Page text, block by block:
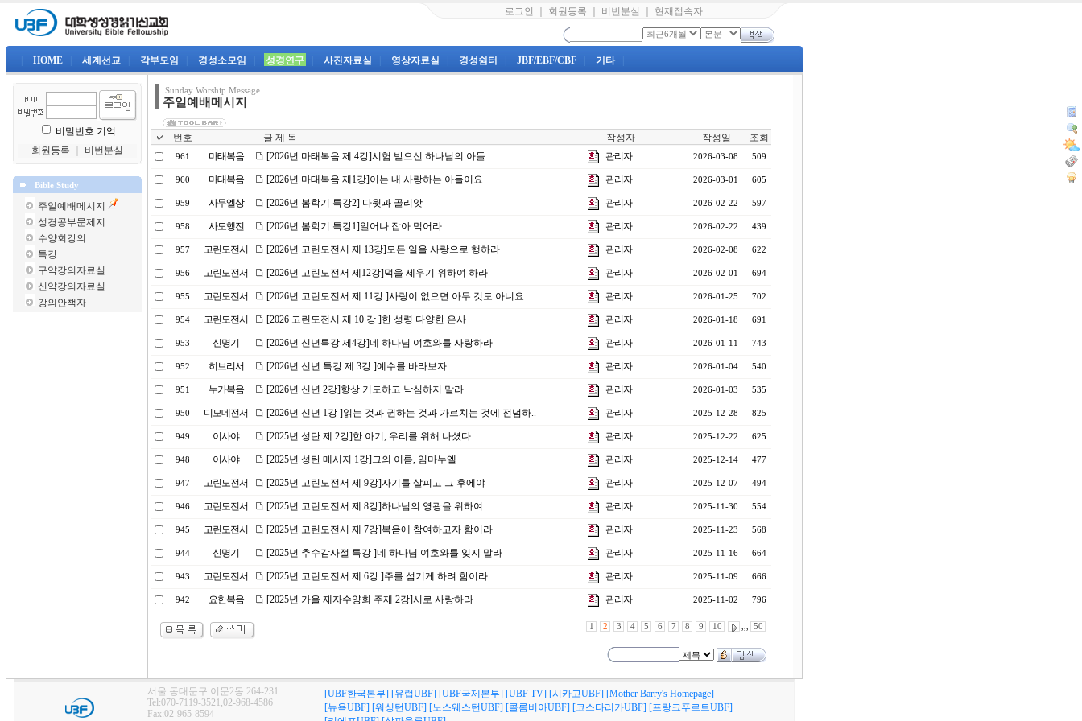
로그인 회원등록 비번분실 현재접속자
HOME 세계선교 각부모임 경성소모임 성경연구 사진자료실 영상자료실 경성쉼터 JBF/EBF/CBF 기타
비밀번호 기억
회원등록
비번분실
Bible Study
주일예배메시지
성경공부문제지
수양회강의
특강
구약강의자료실
신약강의자료실
강의안책자
Sunday Worship Message
주일예배메시지
번호 글 제 목 작성자 작성일 조회
961 마태복음 [2026년 마태복음 제 4강]시험 받으신 하나님의 아들 관리자 2026-03-08 509
960 마태복음 [2026년 마태복음 제1강]이는 내 사랑하는 아들이요 관리자 2026-03-01 605
959 사무엘상 [2026년 봄학기 특강2] 다윗과 골리앗 관리자 2026-02-22 597
958 사도행전 [2026년 봄학기 특강1]일어나 잡아 먹어라 관리자 2026-02-22 439
957 고린도전서 [2026년 고린도전서 제 13강]모든 일을 사랑으로 행하라 관리자 2026-02-08 622
956 고린도전서 [2026년 고린도전서 제12강]덕을 세우기 위하여 하라 관리자 2026-02-01 694
955 고린도전서 [2026년 고린도전서 제 11강 ]사랑이 없으면 아무 것도 아니요 관리자 2026-01-25 702
954 고린도전서 [2026 고린도전서 제 10 강 ]한 성령 다양한 은사 관리자 2026-01-18 691
953 신명기 [2026년 신년특강 제4강]네 하나님 여호와를 사랑하라 관리자 2026-01-11 743
952 히브리서 [2026년 신년 특강 제 3강 ]예수를 바라보자 관리자 2026-01-04 540
951 누가복음 [2026년 신년 2강]항상 기도하고 낙심하지 말라 관리자 2026-01-03 535
950 디모데전서 [2026년 신년 1강 ]읽는 것과 권하는 것과 가르치는 것에 전념하.. 관리자 2025-12-28 825
949 이사야 [2025년 성탄 제 2강]한 아기, 우리를 위해 나셨다 관리자 2025-12-22 625
948 이사야 [2025년 성탄 메시지 1강]그의 이름, 임마누엘 관리자 2025-12-14 477
947 고린도전서 [2025년 고린도전서 제 9강]자기를 살피고 그 후에야 관리자 2025-12-07 494
946 고린도전서 [2025년 고린도전서 제 8강]하나님의 영광을 위하여 관리자 2025-11-30 554
945 고린도전서 [2025년 고린도전서 제 7강]복음에 참여하고자 함이라 관리자 2025-11-23 568
944 신명기 [2025년 추수감사절 특강 ]네 하나님 여호와를 잊지 말라 관리자 2025-11-16 664
943 고린도전서 [2025년 고린도전서 제 6강 ]주를 섬기게 하려 함이라 관리자 2025-11-09 666
942 요한복음 [2025년 가을 제자수양회 주제 2강]서로 사랑하라 관리자 2025-11-02 796
1 2 3 4 5 6 7 8 9 10 ,,, 50
서울 동대문구 이문2동 264-231
Tel:070-7119-3521,02-968-4586
Fax:02-965-8594
[UBF한국본부] [유럽UBF] [UBF국제본부] [UBF TV] [시카고UBF] [Mother Barry's Homepage]
[뉴욕UBF] [워싱턴UBF] [노스웨스턴UBF] [콜롬비아UBF] [코스타리카UBF] [프랑크푸르트UBF]